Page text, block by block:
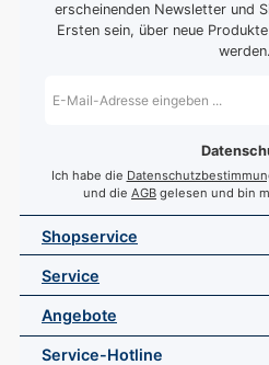
erscheinenden Newsletter und
Ersten sein, über neue
werden.
Mail-
Ich habe die
und die AGB gelesen und bin
Shopservice
Service
Angebote
Service-Hotline